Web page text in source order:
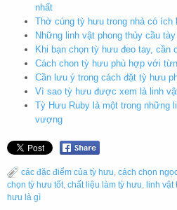
nhất
Thờ cúng tỳ hưu trong nhà có ích
Những linh vật phong thủy cầu
Khi bạn chọn tỳ hưu đeo tay, cần
Cách chon tỳ hưu phù hợp với
Cần lưu ý trong cách đặt tỳ hưu
Vì sao tỳ hưu được xem là linh
Tỳ Hưu Ruby là một trong những
vượng
các đặc điểm của tỳ hưu cách chọn
chọn tỳ hưu tốt chất liệu làm tỳ hưu linh vật
hưu là gì